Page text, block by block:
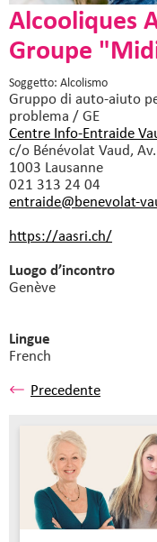
Alcooliques
Groupe
Soggetto: Alcolismo
Gruppo di auto-aiuto
problema / GE
Centre Info-Entraide
c/o Bénévolat Vaud,
1003 Lausanne
021 313 24 04
entraide@benevolat-
https://aasri.ch/
Luogo d’incontro
Genève
Lingue
French
Precedente